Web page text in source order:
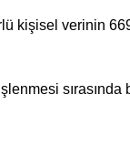
verinin